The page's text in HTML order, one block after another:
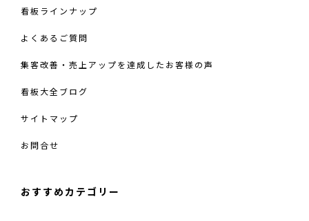
看板ラインナップ
よくあるご質問
集客改善・売上アップを達成したお客様の声
看板大全ブログ
サイトマップ
お問合せ
おすすめカテゴリー